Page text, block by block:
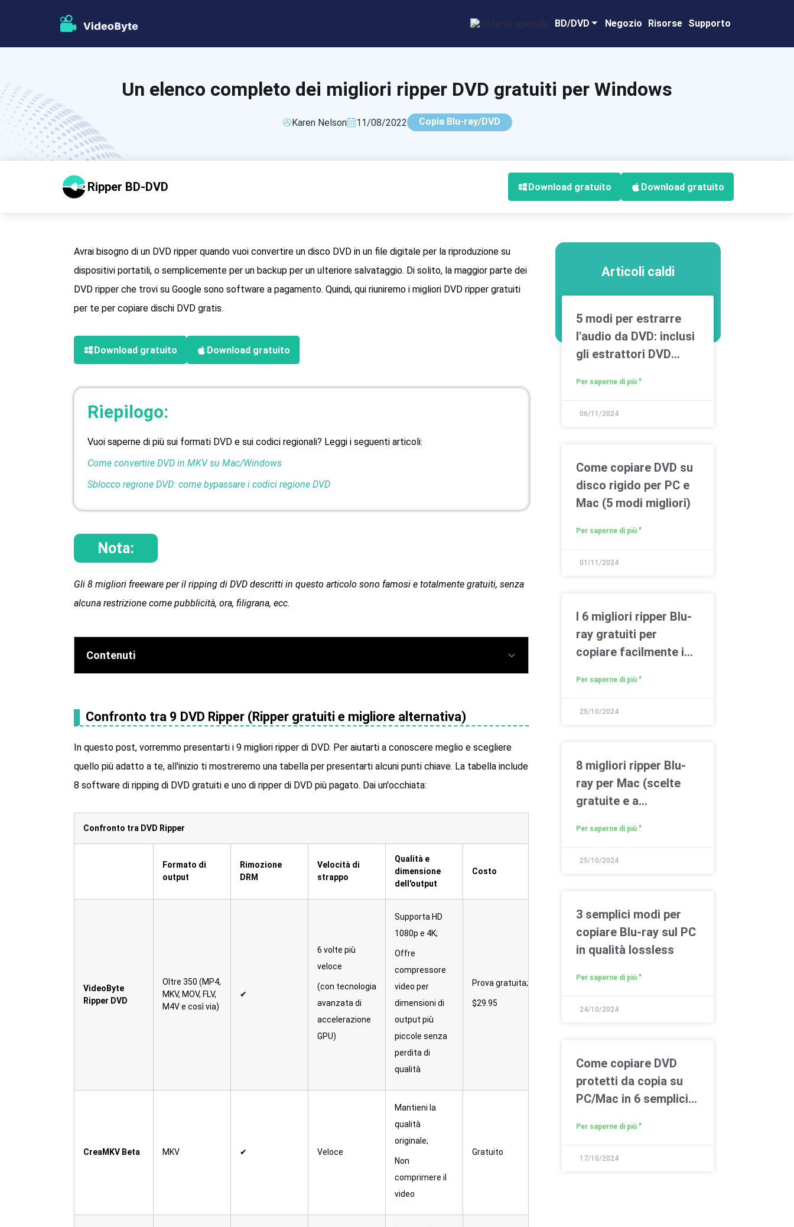
BD/DVD Negozio Risorse Supporto
Un elenco completo dei migliori ripper DVD gratuiti per Windows
Karen Nelson 11/08/2022 Copia Blu-ray/DVD
Ripper BD-DVD Download gratuito Download gratuito
Avrai bisogno di un DVD ripper quando vuoi convertire un disco DVD in un file digitale per la riproduzione su
dispositivi portatili, o semplicemente per un backup per un ulteriore salvataggio. Di solito, la maggior parte dei
DVD ripper che trovi su Google sono software a pagamento. Quindi, qui riuniremo i migliori DVD ripper gratuiti
per te per copiare dischi DVD gratis.
Download gratuito Download gratuito
Riepilogo:
Vuoi saperne di più sui formati DVD e sui codici regionali? Leggi i seguenti articoli:
Come convertire DVD in MKV su Mac/Windows
Sblocco regione DVD: come bypassare i codici regione DVD
Nota:
Gli 8 migliori freeware per il ripping di DVD descritti in questo articolo sono famosi e totalmente gratuiti, senza
alcuna restrizione come pubblicità, ora, filigrana, ecc.
Contenuti
Confronto tra 9 DVD Ripper (Ripper gratuiti e migliore alternativa)
In questo post, vorremmo presentarti i 9 migliori ripper di DVD. Per aiutarti a conoscere meglio e scegliere
quello più adatto a te, all'inizio ti mostreremo una tabella per presentarti alcuni punti chiave. La tabella include
8 software di ripping di DVD gratuiti e uno di ripper di DVD più pagato. Dai un'occhiata:
Confronto tra DVD Ripper
Formato di
output
Rimozione
DRM
Velocità di
strappo
Qualità e
dimensione
dell'output
Costo
VideoByte
Ripper DVD
Oltre 350 (MP4,
MKV, MOV, FLV,
M4V e così via)
✔
6 volte più
veloce
(con tecnologia
avanzata di
accelerazione
GPU)
Supporta HD
1080p e 4K;
Offre
compressore
video per
dimensioni di
output più
piccole senza
perdita di
qualità
Prova gratuita;
$29.95
CreaMKV Beta MKV ✔ Veloce
Mantieni la
qualità
originale;
Non
comprimere il
video
Gratuito
Articoli caldi
5 modi per estrarre
l'audio da DVD: inclusi
gli estrattori DVD
Per saperne di più "
06/11/2024
Come copiare DVD su
disco rigido per PC e
Mac (5 modi migliori)
Per saperne di più "
01/11/2024
I 6 migliori ripper Blu-
ray gratuiti per
copiare facilmente i
Per saperne di più "
25/10/2024
8 migliori ripper Blu-
ray per Mac (scelte
gratuite e a
Per saperne di più "
25/10/2024
3 semplici modi per
copiare Blu-ray sul PC
in qualità lossless
Per saperne di più "
24/10/2024
Come copiare DVD
protetti da copia su
PC/Mac in 6 semplici
Per saperne di più "
17/10/2024